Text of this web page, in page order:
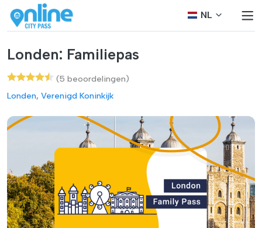
NL
Londen: Familiepas
(5 beoordelingen)
Londen, Verenigd Koninkijk